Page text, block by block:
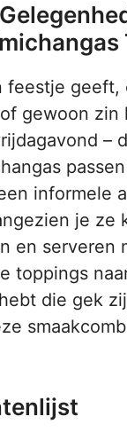
feestje geeft,
gewoon zin
–
informele
je ze
en serveren
toppings
die gek